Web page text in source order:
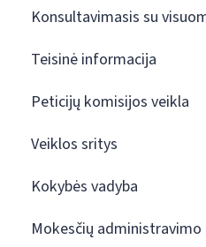
Konsultavimasis su
Teisinė informacija
Peticijų komisijos veikla
Veiklos sritys
Kokybės vadyba
Mokesčių administravimo